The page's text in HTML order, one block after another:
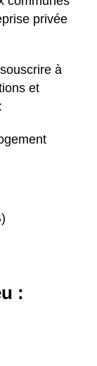
privée
à
et
: